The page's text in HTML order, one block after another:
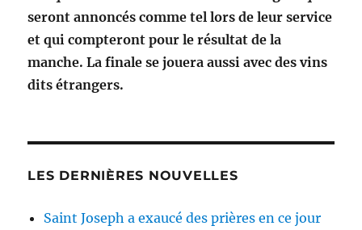
seront annoncés comme tel lors de leur service
et qui compteront pour le résultat de la
manche. La finale se jouera aussi avec des vins
dits étrangers.
LES DERNIÈRES NOUVELLES
Saint Joseph a exaucé des prières en ce jour